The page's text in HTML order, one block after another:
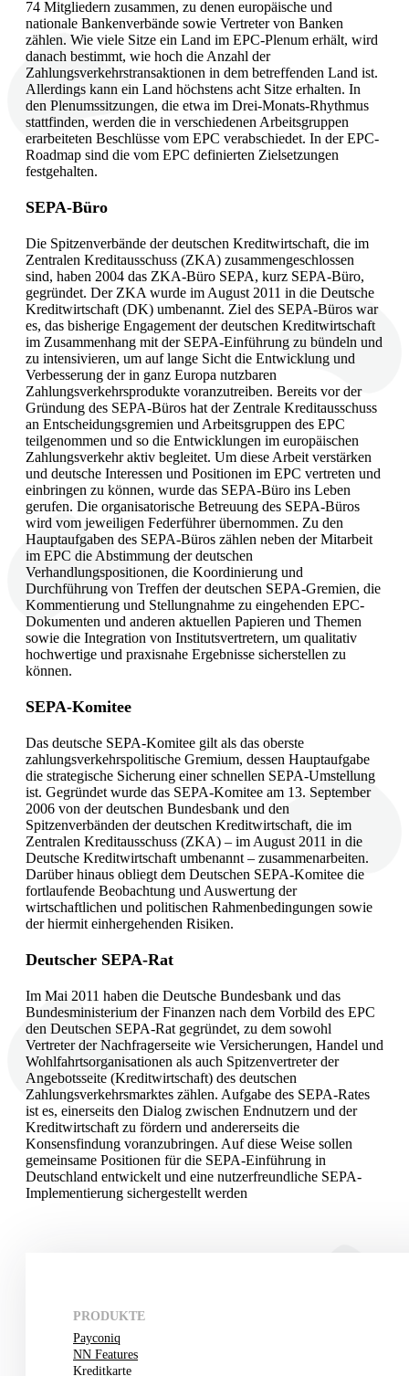
74 Mitgliedern zusammen, zu denen europäische und
nationale Bankenverbände sowie Vertreter von Banken
zählen. Wie viele Sitze ein Land im EPC-Plenum erhält, wird
danach bestimmt, wie hoch die Anzahl der
Zahlungsverkehrstransaktionen in dem betreffenden Land ist.
Allerdings kann ein Land höchstens acht Sitze erhalten. In
den Plenumssitzungen, die etwa im Drei-Monats-Rhythmus
stattfinden, werden die in verschiedenen Arbeitsgruppen
erarbeiteten Beschlüsse vom EPC verabschiedet. In der EPC-
Roadmap sind die vom EPC definierten Zielsetzungen
festgehalten.
SEPA-Büro
Die Spitzenverbände der deutschen Kreditwirtschaft, die im
Zentralen Kreditausschuss (ZKA) zusammengeschlossen
sind, haben 2004 das ZKA-Büro SEPA, kurz SEPA-Büro,
gegründet. Der ZKA wurde im August 2011 in die Deutsche
Kreditwirtschaft (DK) umbenannt. Ziel des SEPA-Büros war
es, das bisherige Engagement der deutschen Kreditwirtschaft
im Zusammenhang mit der SEPA-Einführung zu bündeln und
zu intensivieren, um auf lange Sicht die Entwicklung und
Verbesserung der in ganz Europa nutzbaren
Zahlungsverkehrsprodukte voranzutreiben. Bereits vor der
Gründung des SEPA-Büros hat der Zentrale Kreditausschuss
an Entscheidungsgremien und Arbeitsgruppen des EPC
teilgenommen und so die Entwicklungen im europäischen
Zahlungsverkehr aktiv begleitet. Um diese Arbeit verstärken
und deutsche Interessen und Positionen im EPC vertreten und
einbringen zu können, wurde das SEPA-Büro ins Leben
gerufen. Die organisatorische Betreuung des SEPA-Büros
wird vom jeweiligen Federführer übernommen. Zu den
Hauptaufgaben des SEPA-Büros zählen neben der Mitarbeit
im EPC die Abstimmung der deutschen
Verhandlungspositionen, die Koordinierung und
Durchführung von Treffen der deutschen SEPA-Gremien, die
Kommentierung und Stellungnahme zu eingehenden EPC-
Dokumenten und anderen aktuellen Papieren und Themen
sowie die Integration von Institutsvertretern, um qualitativ
hochwertige und praxisnahe Ergebnisse sicherstellen zu
können.
SEPA-Komitee
Das deutsche SEPA-Komitee gilt als das oberste
zahlungsverkehrspolitische Gremium, dessen Hauptaufgabe
die strategische Sicherung einer schnellen SEPA-Umstellung
ist. Gegründet wurde das SEPA-Komitee am 13. September
2006 von der deutschen Bundesbank und den
Spitzenverbänden der deutschen Kreditwirtschaft, die im
Zentralen Kreditausschuss (ZKA) – im August 2011 in die
Deutsche Kreditwirtschaft umbenannt – zusammenarbeiten.
Darüber hinaus obliegt dem Deutschen SEPA-Komitee die
fortlaufende Beobachtung und Auswertung der
wirtschaftlichen und politischen Rahmenbedingungen sowie
der hiermit einhergehenden Risiken.
Deutscher SEPA-Rat
Im Mai 2011 haben die Deutsche Bundesbank und das
Bundesministerium der Finanzen nach dem Vorbild des EPC
den Deutschen SEPA-Rat gegründet, zu dem sowohl
Vertreter der Nachfragerseite wie Versicherungen, Handel und
Wohlfahrtsorganisationen als auch Spitzenvertreter der
Angebotsseite (Kreditwirtschaft) des deutschen
Zahlungsverkehrsmarktes zählen. Aufgabe des SEPA-Rates
ist es, einerseits den Dialog zwischen Endnutzern und der
Kreditwirtschaft zu fördern und andererseits die
Konsensfindung voranzubringen. Auf diese Weise sollen
gemeinsame Positionen für die SEPA-Einführung in
Deutschland entwickelt und eine nutzerfreundliche SEPA-
Implementierung sichergestellt werden
PRODUKTE
Payconiq
NN Features
Kreditkarte